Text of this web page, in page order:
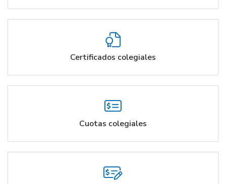
Certificados colegiales
Cuotas colegiales